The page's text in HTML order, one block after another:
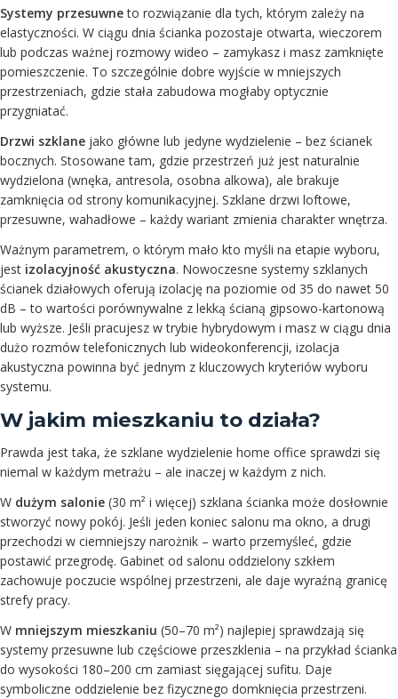
Systemy przesuwneto rozwiązanie dla tych, którym zależy na
elastyczności. W ciągu dnia ścianka pozostaje otwarta, wieczorem
lub podczas ważnej rozmowy wideo – zamykasz i masz zamknięte
pomieszczenie. To szczególnie dobre wyjście w mniejszych
przestrzeniach, gdzie stała zabudowa mogłaby optycznie
przygniatać.
Drzwi szklane jako główne lub jedyne wydzielenie – bez ścianek
bocznych. Stosowane tam, gdzie przestrzeń już jest naturalnie
wydzielona (wnęka, antresola, osobna alkowa), ale brakuje
zamknięcia od strony komunikacyjnej. Szklane drzwi loftowe,
przesuwne, wahadłowe – każdy wariant zmienia charakter wnętrza.
Ważnym parametrem, o którym mało kto myśli na etapie wyboru,
jest izolacyjność akustyczna. Nowoczesne systemy szklanych
ścianek działowych oferują izolację na poziomie od 35 do nawet 50
dB – to wartości porównywalne z lekką ścianą gipsowo-kartonową
lub wyższe. Jeśli pracujesz w trybie hybrydowym i masz w ciągu dnia
dużo rozmów telefonicznych lub wideokonferencji, izolacja
akustyczna powinna być jednym z kluczowych kryteriów wyboru
systemu.
W jakim mieszkaniu to działa?
Prawda jest taka, że szklane wydzielenie home office sprawdzi się
niemal w każdym metrażu – ale inaczej w każdym z nich.
W dużym salonie (30 m² i więcej) szklana ścianka może dosłownie
stworzyć nowy pokój. Jeśli jeden koniec salonu ma okno, a drugi
przechodzi w ciemniejszy narożnik – warto przemyśleć, gdzie
postawić przegrodę. Gabinet od salonu oddzielony szkłem
zachowuje poczucie wspólnej przestrzeni, ale daje wyraźną granicę
strefy pracy.
W mniejszym mieszkaniu (50–70 m²) najlepiej sprawdzają się
systemy przesuwne lub częściowe przeszklenia – na przykład ścianka
do wysokości 180–200 cm zamiast sięgającej sufitu. Daje
symboliczne oddzielenie bez fizycznego domknięcia przestrzeni.